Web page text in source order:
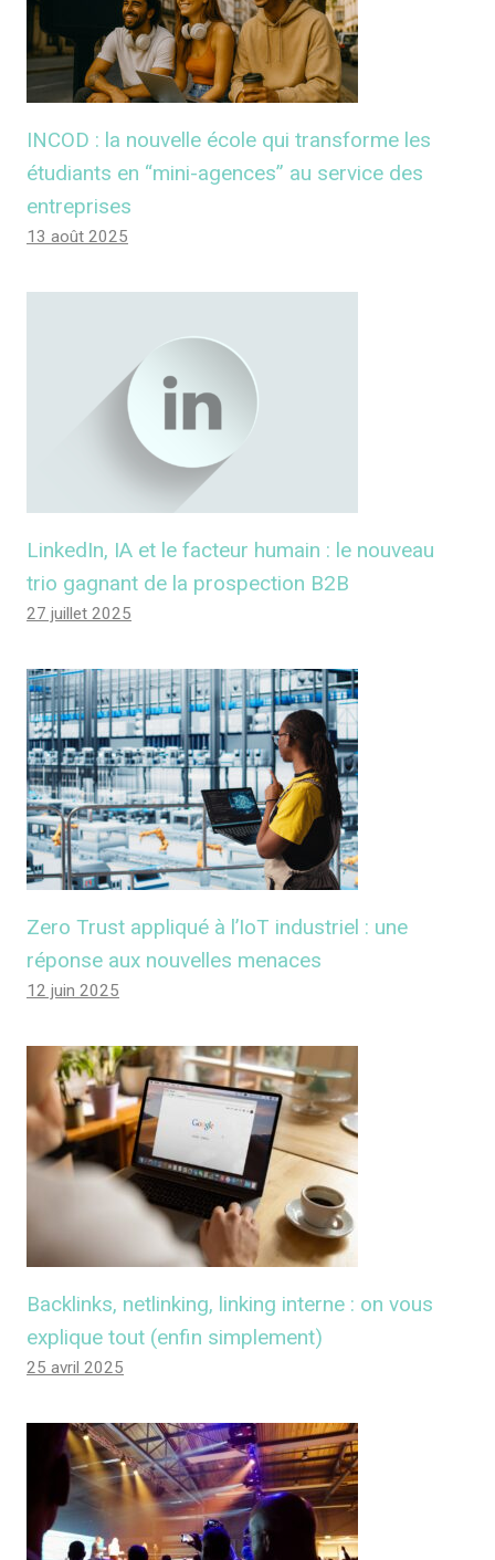
INCOD : la nouvelle école qui transforme les
étudiants en “mini-agences” au service des
entreprises
13 août 2025
LinkedIn, IA et le facteur humain : le nouveau
trio gagnant de la prospection B2B
27 juillet 2025
Zero Trust appliqué à l’IoT industriel : une
réponse aux nouvelles menaces
12 juin 2025
Backlinks, netlinking, linking interne : on vous
explique tout (enfin simplement)
25 avril 2025